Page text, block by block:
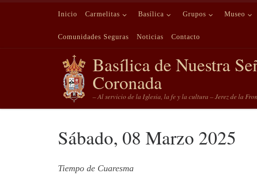
Saltar al contenido
Inicio Carmelitas Basílica Grupos Museo
Comunidades Seguras Noticias Contacto
Basílica de Nuestra
Coronada
– Al servicio de la Iglesia, la fe y la cultura – Jerez de la
Sábado, 08 Marzo 2025
Tiempo de Cuaresma